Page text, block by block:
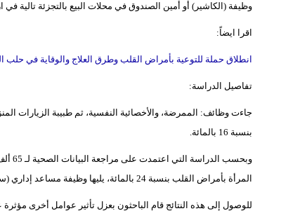
وظيفة (الكاشير) أو أمين الصندوق في محلات البيع بالتجزئة تالية في
اقرا ايضاً:
انطلاق حملة للتوعية بأمراض القلب وطرق العلاج والوقاية في حلب
تفاصيل الدراسة:
جاءت وظائف: الممرضة، والأخصائية النفسية، ثم طبيبة الزيارات
بنسبة 16 بالمائة.
المرأة بأمراض القلب بنسبة 24 بالمائة، يليها وظيفة مساعد إداري (سكرتيرة) بانخفاض الخطر بنسبة 11 بالمائة.
للوصول إلى هذه النتائج قام الباحثون بعزل تأثير عوامل أخرى